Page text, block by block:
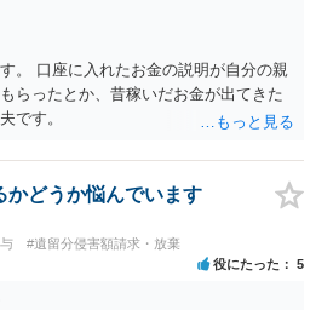
。 口座に入れたお金の説明が自分の親
らったとか、昔稼いだお金が出てきた
です。
かどうか悩んでいます
#遺留分侵害額請求・放棄
役にたった 5